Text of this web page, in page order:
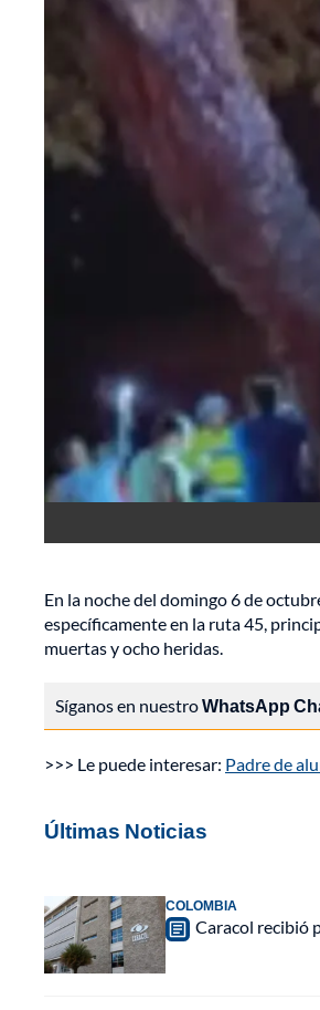
En la noche del domingo 6 de
específicamente en la ruta 45,
muertas y ocho heridas.
Síganos en nuestroWhatsApp
>>> Le puede interesar: Padre de
Últimas Noticias
COLOMBIA
Caracol recibió